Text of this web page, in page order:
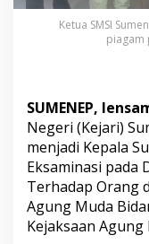
n
P
e
a
r
g
a
a
n
k
p
Ketua SMSI
piagam
SUMENEP,
Negeri (Kejari)
menjadi Kepala
Eksaminasi pada
Terhadap Orang
Agung Muda
Kejaksaan Agung